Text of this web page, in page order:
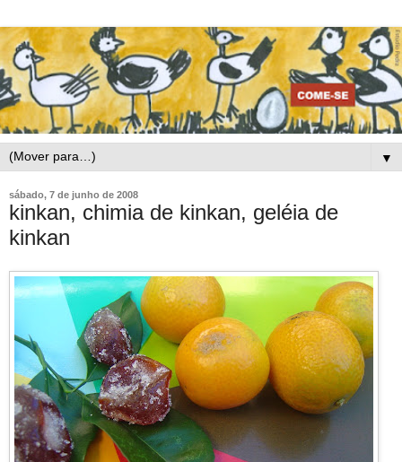
▼
sábado, 7 de junho de 2008
kinkan, chimia de kinkan, geléia de
kinkan